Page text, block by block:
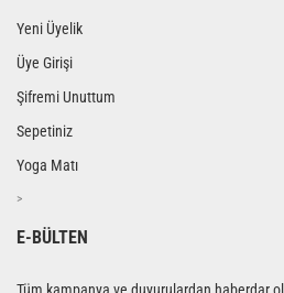
Yeni Üyelik
Üye Girişi
Şifremi Unuttum
Sepetiniz
Yoga Matı
>
E-BÜLTEN